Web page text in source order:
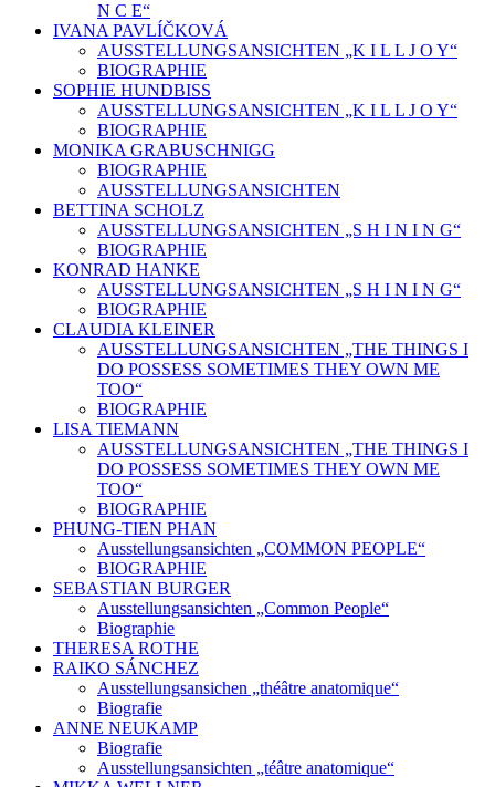
N C E“
IVANA PAVLÍČKOVÁ
AUSSTELLUNGSANSICHTEN „K I L L J O Y“
BIOGRAPHIE
SOPHIE HUNDBISS
AUSSTELLUNGSANSICHTEN „K I L L J O Y“
BIOGRAPHIE
MONIKA GRABUSCHNIGG
BIOGRAPHIE
AUSSTELLUNGSANSICHTEN
BETTINA SCHOLZ
AUSSTELLUNGSANSICHTEN „S H I N I N G“
BIOGRAPHIE
KONRAD HANKE
AUSSTELLUNGSANSICHTEN „S H I N I N G“
BIOGRAPHIE
CLAUDIA KLEINER
AUSSTELLUNGSANSICHTEN „THE THINGS I
DO POSSESS SOMETIMES THEY OWN ME
TOO“
BIOGRAPHIE
LISA TIEMANN
AUSSTELLUNGSANSICHTEN „THE THINGS I
DO POSSESS SOMETIMES THEY OWN ME
TOO“
BIOGRAPHIE
PHUNG-TIEN PHAN
Ausstellungsansichten „COMMON PEOPLE“
BIOGRAPHIE
SEBASTIAN BURGER
Ausstellungsansichten „Common People“
Biographie
THERESA ROTHE
RAIKO SÁNCHEZ
Ausstellungsansichen „théâtre anatomique“
Biografie
ANNE NEUKAMP
Biografie
Ausstellungsansichten „téâtre anatomique“